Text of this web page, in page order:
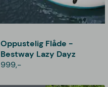
Oppustelig Flåde -
Bestway Lazy Dayz
999,-